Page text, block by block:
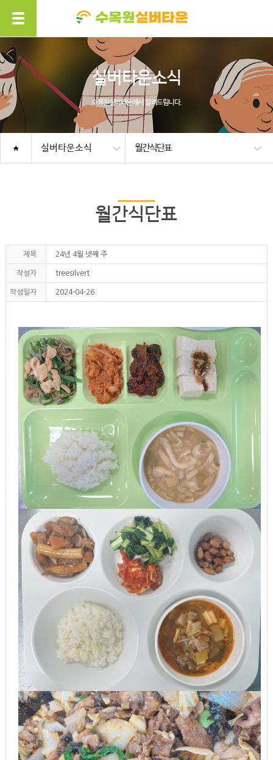
실버타운소식
수목원실버타운에서 알려드립니다.
실버타운소식 월간식단표
월간식단표
제목 24년 4월 넷째 주
작성자 treesilvert
작성일자 2024-04-26